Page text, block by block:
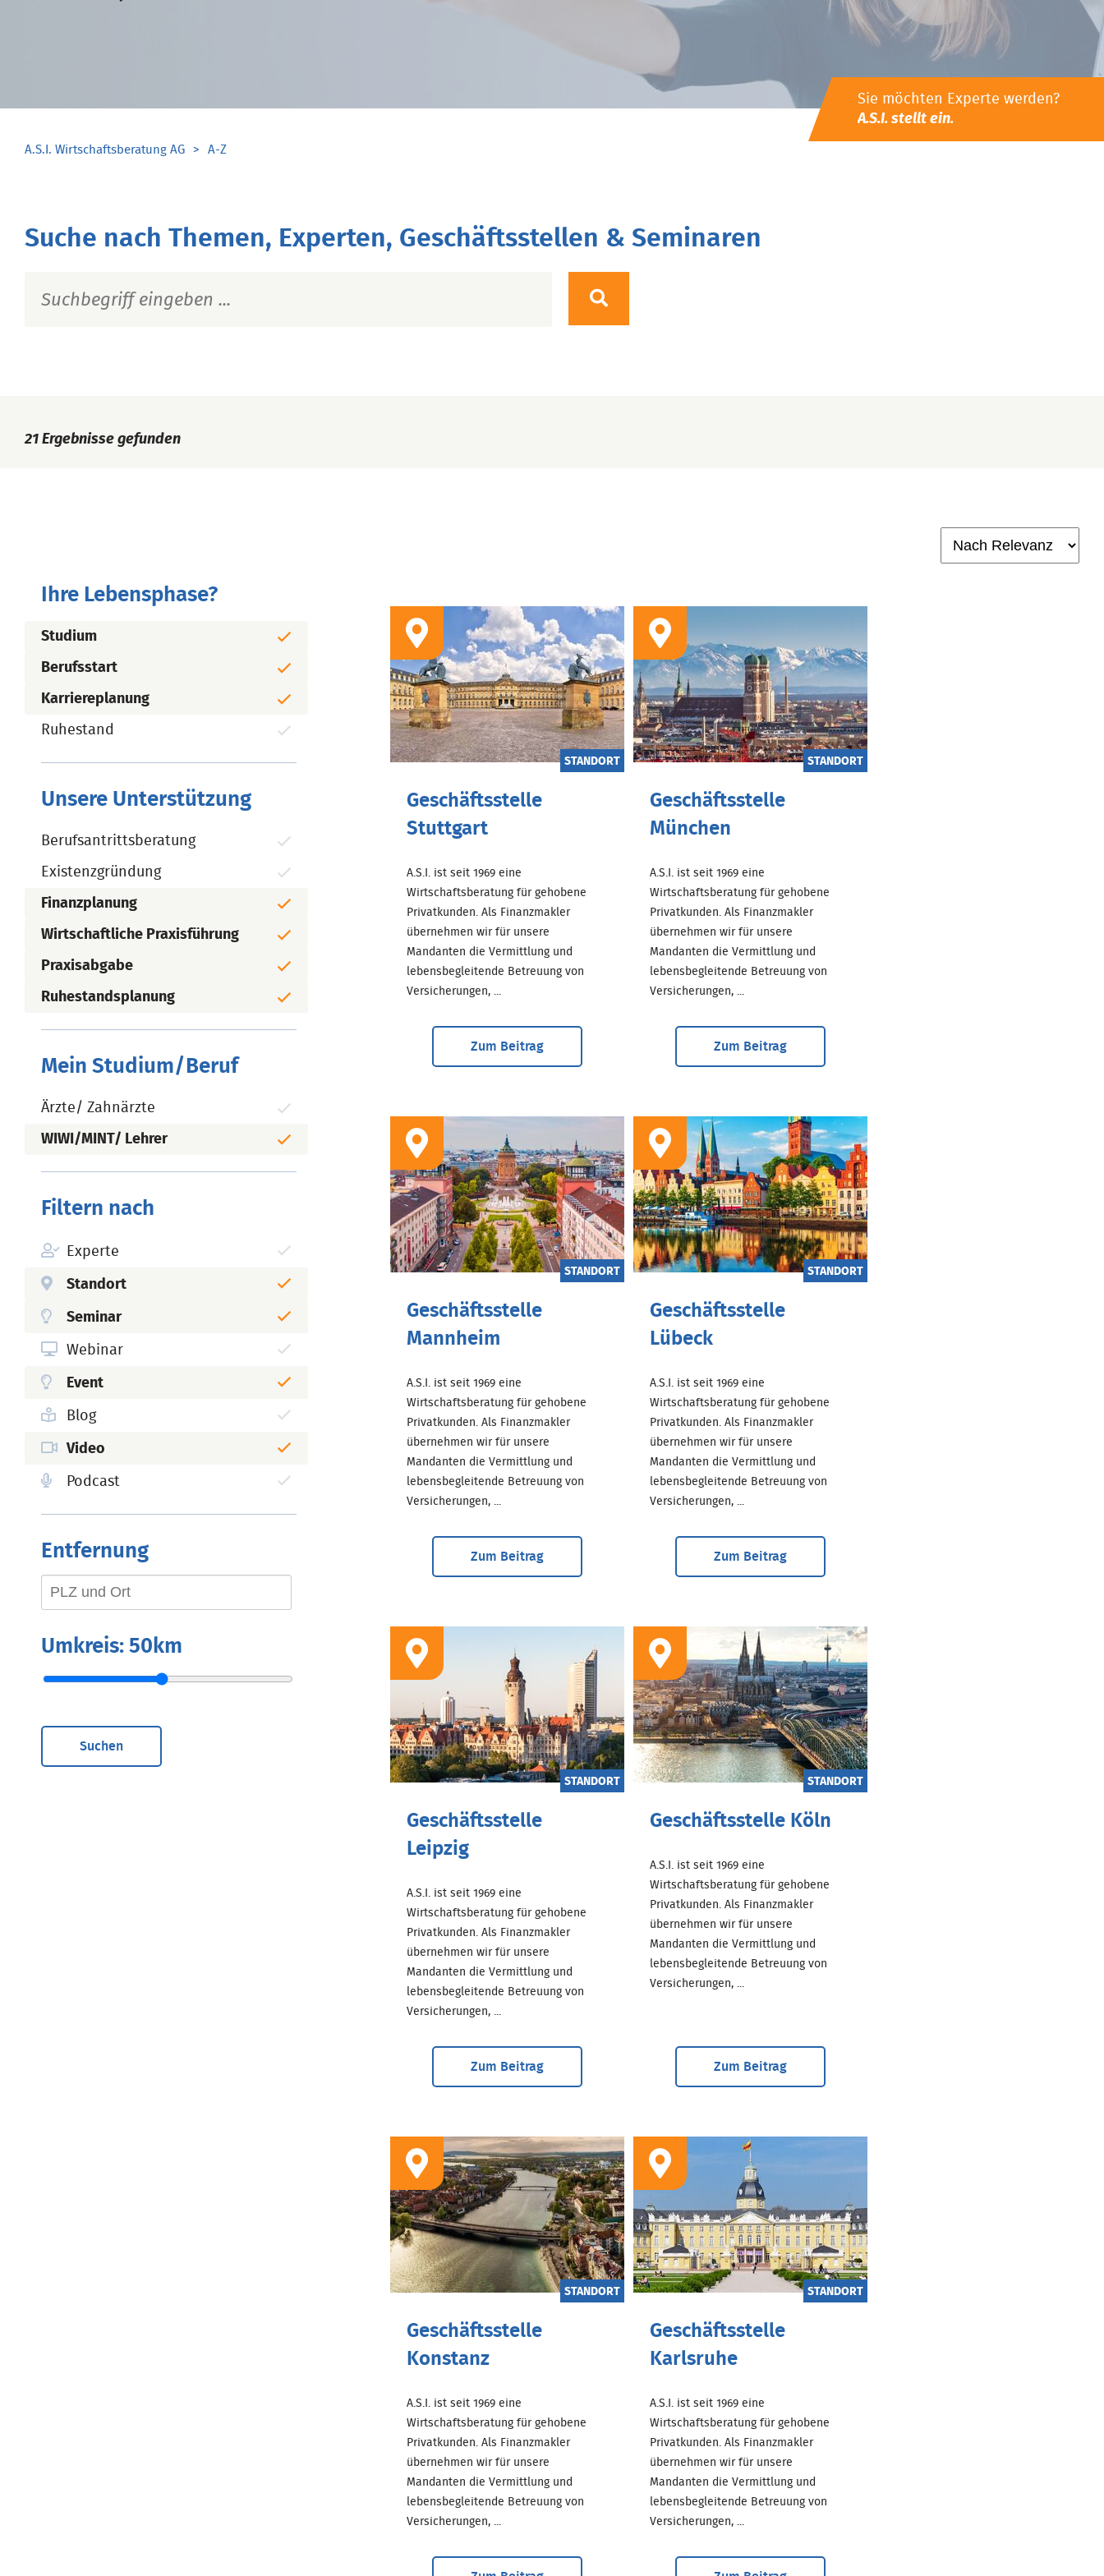
Sie möchten Experte werden?
A.S.I. stellt ein.
A.S.I. Wirtschaftsberatung AG A-Z
Suche nach Themen, Experten, Geschäftsstellen & Seminaren
21 Ergebnisse gefunden
Ihre Lebensphase?
Studium
Berufsstart
Karriereplanung
Ruhestand
Unsere Unterstützung
Berufsantrittsberatung
Existenzgründung
Finanzplanung
Wirtschaftliche Praxisführung
Praxisabgabe
Ruhestandsplanung
Mein Studium/Beruf
Ärzte/ Zahnärzte
WIWI/MINT/ Lehrer
Filtern nach
Experte
Standort
Seminar
Webinar
Event
Blog
Video
Podcast
Entfernung
Umkreis: 50km
Suchen
STANDORT
Geschäftsstelle
Stuttgart
A.S.I. ist seit 1969 eine
Wirtschaftsberatung für gehobene
Privatkunden. Als Finanzmakler
übernehmen wir für unsere
Mandanten die Vermittlung und
lebensbegleitende Betreuung von
Versicherungen, ...
Zum Beitrag
STANDORT
Geschäftsstelle
München
A.S.I. ist seit 1969 eine
Wirtschaftsberatung für gehobene
Privatkunden. Als Finanzmakler
übernehmen wir für unsere
Mandanten die Vermittlung und
lebensbegleitende Betreuung von
Versicherungen, ...
Zum Beitrag
STANDORT
Geschäftsstelle
Mannheim
A.S.I. ist seit 1969 eine
Wirtschaftsberatung für gehobene
Privatkunden. Als Finanzmakler
übernehmen wir für unsere
Mandanten die Vermittlung und
lebensbegleitende Betreuung von
Versicherungen, ...
Zum Beitrag
STANDORT
Geschäftsstelle
Lübeck
A.S.I. ist seit 1969 eine
Wirtschaftsberatung für gehobene
Privatkunden. Als Finanzmakler
übernehmen wir für unsere
Mandanten die Vermittlung und
lebensbegleitende Betreuung von
Versicherungen, ...
Zum Beitrag
STANDORT
Geschäftsstelle
Leipzig
A.S.I. ist seit 1969 eine
Wirtschaftsberatung für gehobene
Privatkunden. Als Finanzmakler
übernehmen wir für unsere
Mandanten die Vermittlung und
lebensbegleitende Betreuung von
Versicherungen, ...
Zum Beitrag
STANDORT
Geschäftsstelle Köln
A.S.I. ist seit 1969 eine
Wirtschaftsberatung für gehobene
Privatkunden. Als Finanzmakler
übernehmen wir für unsere
Mandanten die Vermittlung und
lebensbegleitende Betreuung von
Versicherungen, ...
Zum Beitrag
STANDORT
Geschäftsstelle
Konstanz
A.S.I. ist seit 1969 eine
Wirtschaftsberatung für gehobene
Privatkunden. Als Finanzmakler
übernehmen wir für unsere
Mandanten die Vermittlung und
lebensbegleitende Betreuung von
Versicherungen, ...
STANDORT
Geschäftsstelle
Karlsruhe
A.S.I. ist seit 1969 eine
Wirtschaftsberatung für gehobene
Privatkunden. Als Finanzmakler
übernehmen wir für unsere
Mandanten die Vermittlung und
lebensbegleitende Betreuung von
Versicherungen, ...